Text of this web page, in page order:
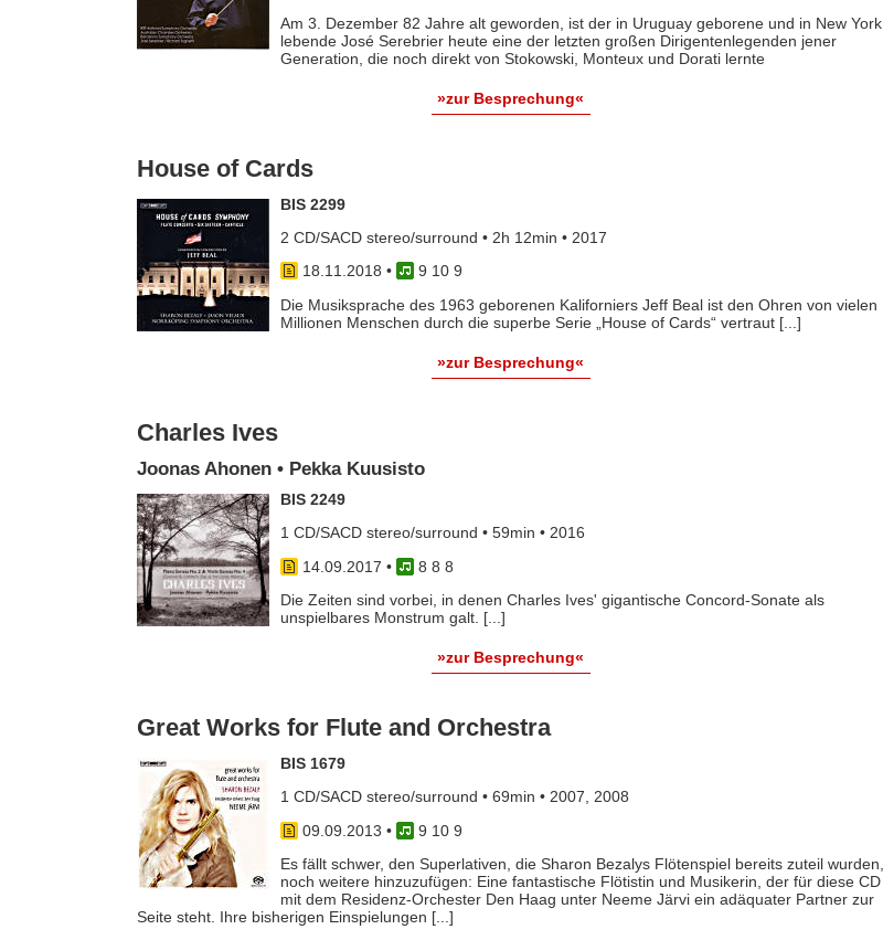
Am 3. Dezember 82 Jahre alt geworden, ist der in Uruguay geborene und in New York
lebende José Serebrier heute eine der letzten großen Dirigentenlegenden jener
Generation, die noch direkt von Stokowski, Monteux und Dorati lernte
»zur Besprechung«
House of Cards
BIS 2299
2 CD/SACD stereo/surround • 2h 12min • 2017
18.11.2018 •
9 10 9
Die Musiksprache des 1963 geborenen Kaliforniers Jeff Beal ist den Ohren von vielen
Millionen Menschen durch die superbe Serie „House of Cards“ vertraut [...]
»zur Besprechung«
Charles Ives
Joonas Ahonen • Pekka Kuusisto
BIS 2249
1 CD/SACD stereo/surround • 59min • 2016
14.09.2017 •
8 8 8
Die Zeiten sind vorbei, in denen Charles Ives' gigantische Concord-Sonate als
unspielbares Monstrum galt. [...]
»zur Besprechung«
Great Works for Flute and Orchestra
BIS 1679
1 CD/SACD stereo/surround • 69min • 2007, 2008
09.09.2013 •
9 10 9
Es fällt schwer, den Superlativen, die Sharon Bezalys Flötenspiel bereits zuteil wurden,
noch weitere hinzuzufügen: Eine fantastische Flötistin und Musikerin, der für diese CD
mit dem Residenz-Orchester Den Haag unter Neeme Järvi ein adäquater Partner zur
Seite steht. Ihre bisherigen Einspielungen [...]